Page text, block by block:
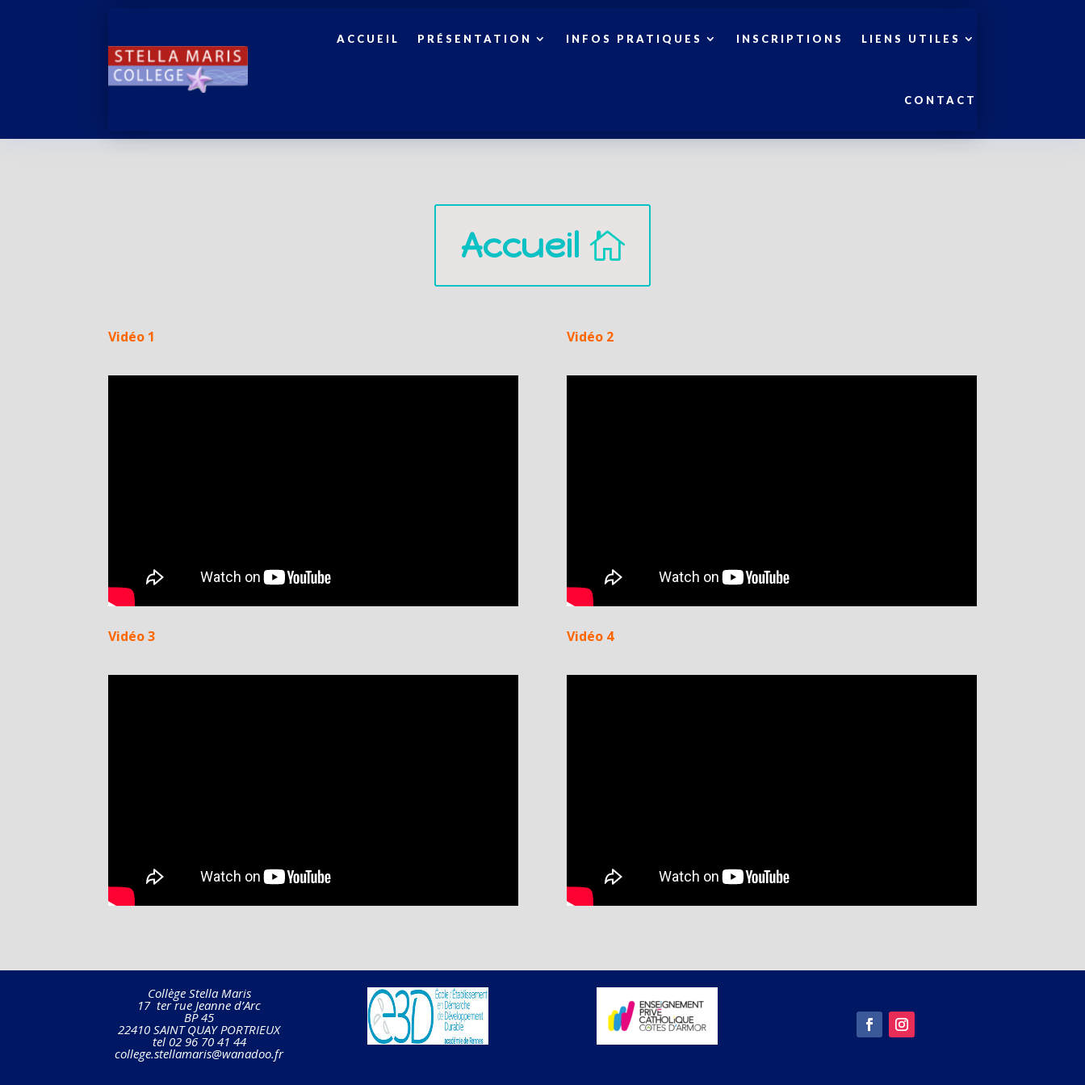
ACCUEIL PRÉSENTATION INFOS PRATIQUES INSCRIPTIONS LIENS UTILES
CONTACT
Accueil
Vidéo 1
Vidéo 3
Vidéo 2
Vidéo 4
Collège Stella Maris
17 ter rue Jeanne d’Arc
BP 45
22410 SAINT QUAY PORTRIEUX
tel 02 96 70 41 44
college.stellamaris@wanadoo.fr